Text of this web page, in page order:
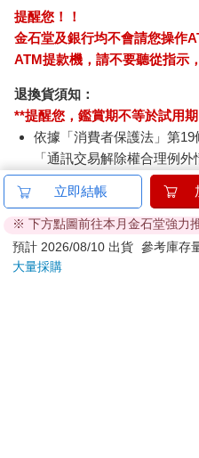
提醒您！！
金石堂及銀行均不會請您操作
ATM提款機，請不要聽從指示
退換貨須知：
**提醒您，鑑賞期不等於試用
依據「消費者保護法」第
「通訊交易解除權合理例
後，除商品本身有瑕疵外，
易於腐敗、保存期限較
鮮食品）
依消費者要求所為之客
報紙、期刊或雜誌。（
立即結帳
※ 下方點圖前往本月金石堂強力
預計 2026/08/10 出貨 參考庫存
大量採購